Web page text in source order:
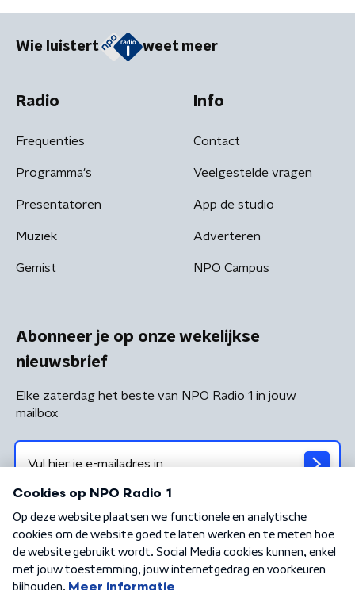
Wie luistert weet meer
Radio
Frequenties
Programma's
Presentatoren
Muziek
Gemist
Info
Contact
Veelgestelde vragen
App de studio
Adverteren
NPO Campus
Abonneer je op onze wekelijkse
nieuwsbrief
Elke zaterdag het beste van NPO Radio 1 in jouw
mailbox
Algemene voorwaarden Privacybeleid